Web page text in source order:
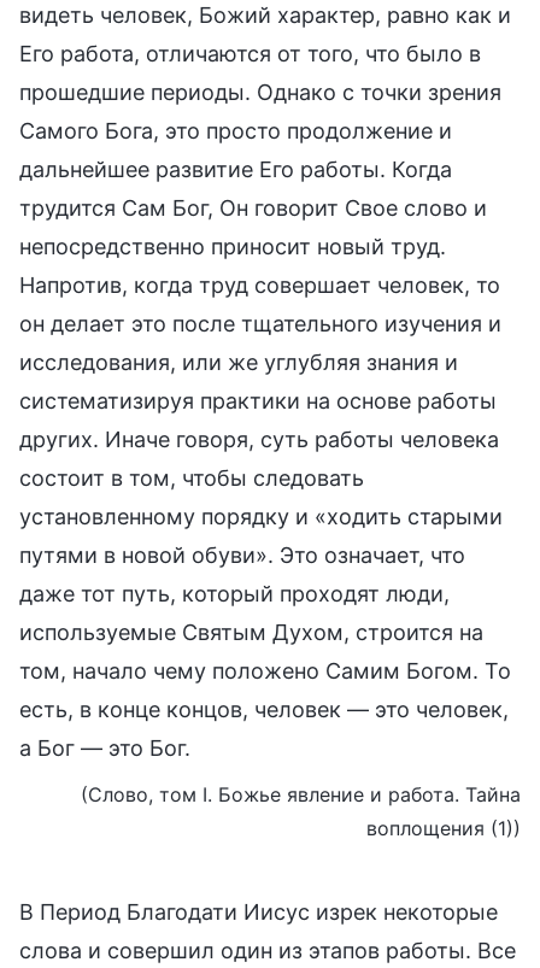
видеть человек, Божий характер, равно как и
Его работа, отличаются от того, что было в
прошедшие периоды. Однако с точки зрения
Самого Бога, это просто продолжение и
дальнейшее развитие Его работы. Когда
трудится Сам Бог, Он говорит Свое слово и
непосредственно приносит новый труд.
Напротив, когда труд совершает человек, то
он делает это после тщательного изучения и
исследования, или же углубляя знания и
систематизируя практики на основе работы
других. Иначе говоря, суть работы человека
состоит в том, чтобы следовать
установленному порядку и «ходить старыми
путями в новой обуви». Это означает, что
даже тот путь, который проходят люди,
используемые Святым Духом, строится на
том, начало чему положено Самим Богом. То
есть, в конце концов, человек — это человек,
а Бог — это Бог.
(Слово, том I. Божье явление и работа. Тайна
воплощения (1))
В Период Благодати Иисус изрек некоторые
слова и совершил один из этапов работы. Все